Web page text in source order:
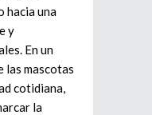
hacia una
y
En un
las mascotas
cotidiana,
la